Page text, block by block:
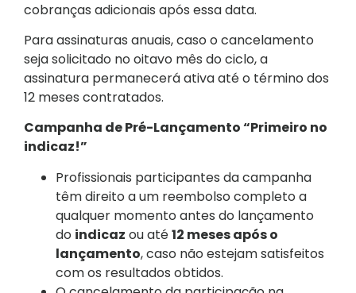
cobranças adicionais após essa data.
Para assinaturas anuais, caso o cancelamento
seja solicitado no oitavo mês do ciclo, a
assinatura permanecerá ativa até o término dos
12 meses contratados.
Campanha de Pré-Lançamento “Primeiro no
indicaz!”
Profissionais participantes da campanha
têm direito a um reembolso completo a
qualquer momento antes do lançamento
do indicaz ou até12 meses após o
lançamento, caso não estejam satisfeitos
com os resultados obtidos.